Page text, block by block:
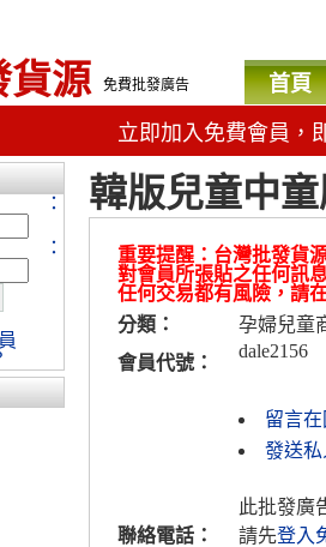
貨源 免費批發廣告 首頁
立即加入免費會員，
韓版兒童中
重要提醒：台灣批發貨
對會員所張貼之任何訊
任何交易都有風險，請
分類：
孕婦兒童
會員代號：
dale2156
留言
發送私
聯絡電話：
此批發廣
請先登入